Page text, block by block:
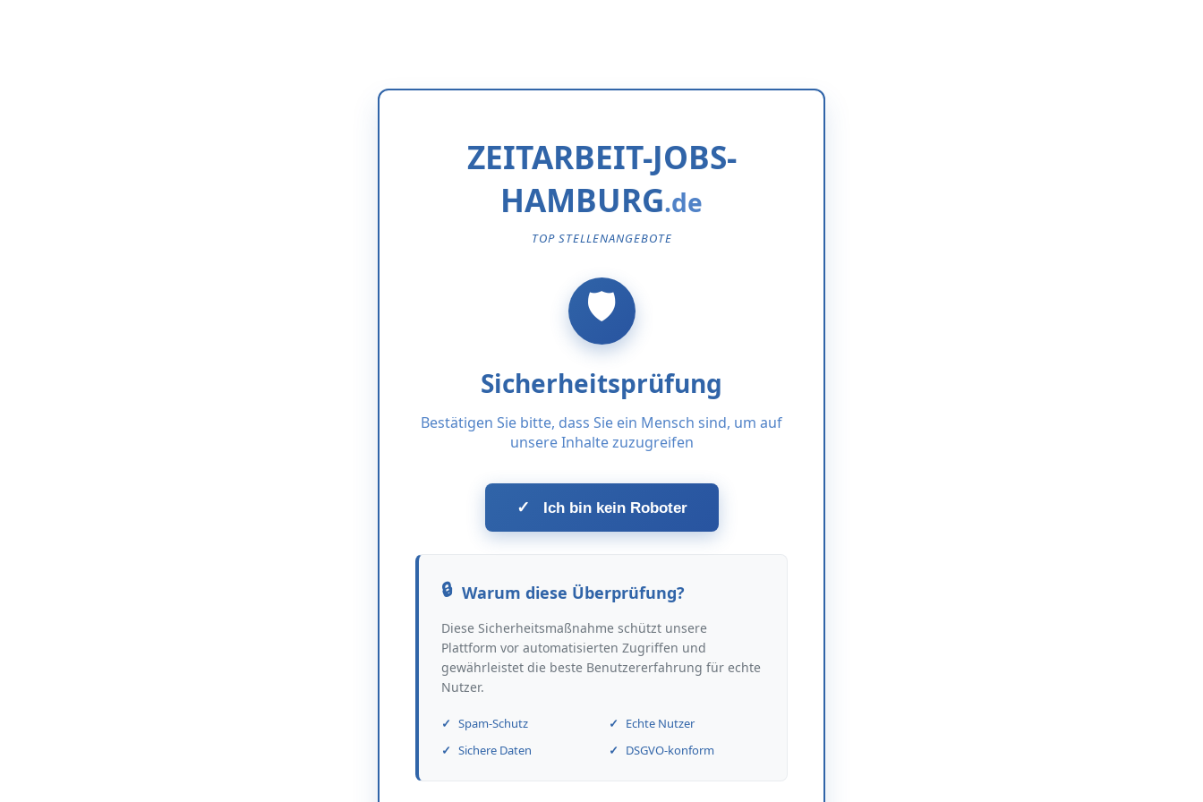
ZEITARBEIT-JOBS-
HAMBURG
TOP STELLENANGEBOTE
Sicherheitsprüfung
Bestätigen Sie bitte, dass Sie ein Mensch sind, um auf
unsere Inhalte zuzugreifen
✓ Ich bin kein Roboter
Warum diese Überprüfung?
Diese Sicherheitsmaßnahme schützt unsere
Plattform vor automatisierten Zugriffen und
gewährleistet die beste Benutzererfahrung für echte
Nutzer.
Spam-Schutz
Echte Nutzer
Sichere Daten
DSGVO-konform